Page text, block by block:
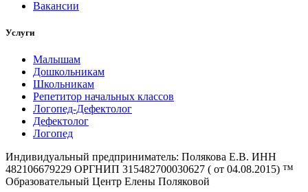
Вакансии
Услуги
Малышам
Дошкольникам
Школьникам
Репетитор начальных классов
Логопед-Дефектолог
Дефектолог
Логопед
Индивидуальный предприниматель: Полякова Е.В. ИНН
482106679229 ОРГНИП 315482700030627 ( от 04.08.2015) ™
Образовательный Центр Елены Поляковой